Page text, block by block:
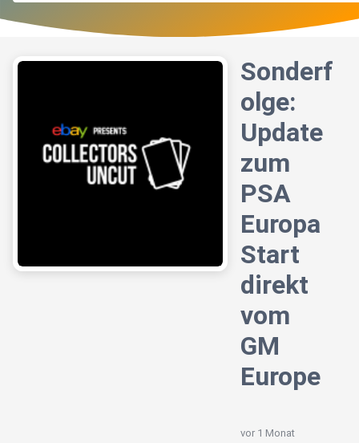
Sonderf
olge:
Update
zum
PSA
Europa
Start
direkt
vom
GM
Europe
vor 1 Monat